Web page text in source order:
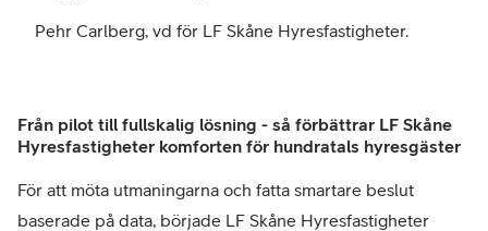
Pehr Carlberg, vd för LF Skåne Hyresfastigheter.
Från pilot till fullskalig lösning - så förbättrar LF Skåne
Hyresfastigheter komforten för hundratals hyresgäster
För att möta utmaningarna och fatta smartare beslut
baserade på data, började LF Skåne Hyresfastigheter